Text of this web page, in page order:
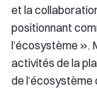
et la
positionnant
l’écosystème ».
activités de la
de l’écosystème